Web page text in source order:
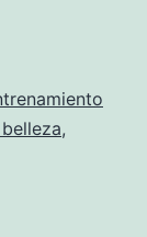
,